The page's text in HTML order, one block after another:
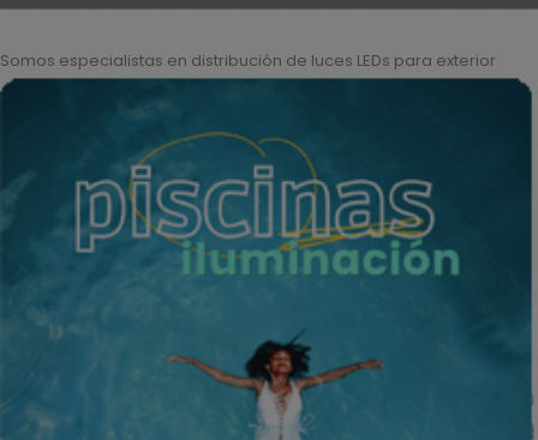
Somos especialistas en distribución de luces LEDs para exterior